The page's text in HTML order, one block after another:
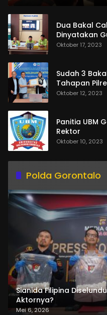
Dua Bakal
Dinyatakan
Oktober 17, 2023
Sudah 3
Tahapan
Oktober 12, 2023
Panitia UBM
Rektor
Oktober 10, 2023
Polda Gorontalo
Sianida Filipina
Aktornya?
Mei 6, 2026